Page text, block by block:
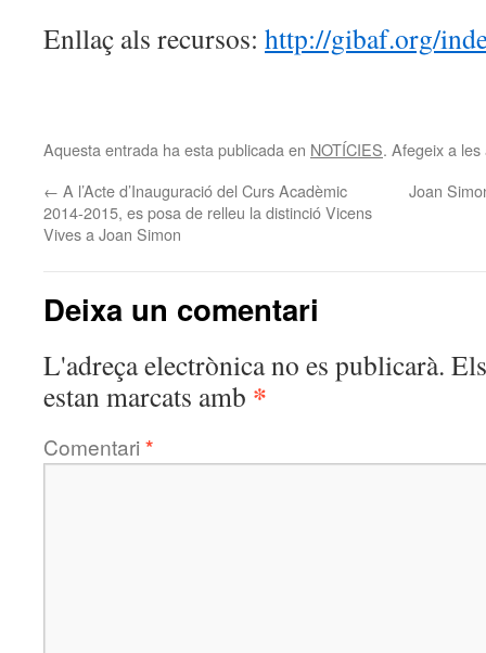
Enllaç als recursos: http://gibaf.org/
Aquesta entrada ha esta publicada en NOTÍCIES. Afegeix a
← A l’Acte d’Inauguració del Curs Acadèmic
2014-2015, es posa de relleu la distinció Vicens
Vives a Joan Simon
Joan
Deixa un comentari
L'adreça electrònica no es publicarà.
estan marcats amb *
Comentari *